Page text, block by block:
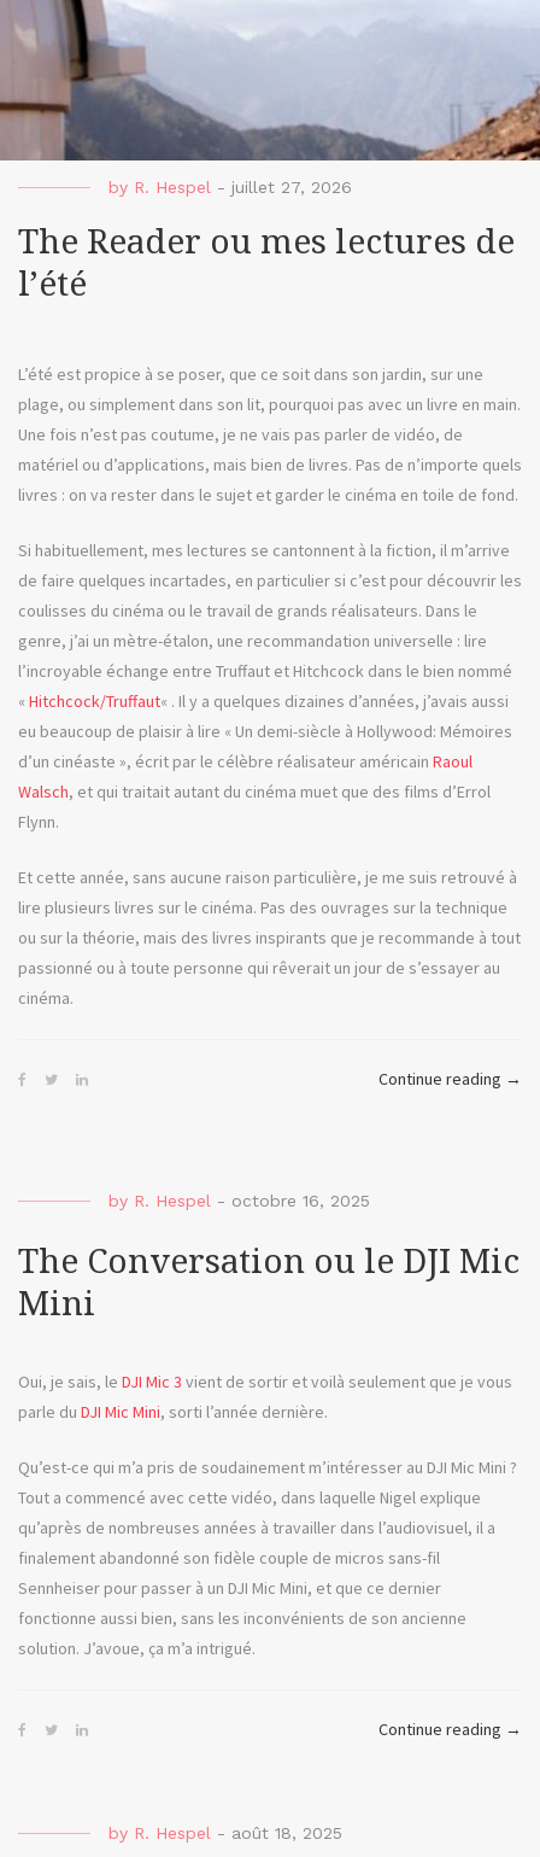
by R. Hespel - juillet 27, 2026
The Reader ou mes lectures de
l’été
L’été est propice à se poser, que ce soit dans son jardin, sur une
plage, ou simplement dans son lit, pourquoi pas avec un livre en main.
Une fois n’est pas coutume, je ne vais pas parler de vidéo, de
matériel ou d’applications, mais bien de livres. Pas de n’importe quels
livres : on va rester dans le sujet et garder le cinéma en toile de fond.
Si habituellement, mes lectures se cantonnent à la fiction, il m’arrive
de faire quelques incartades, en particulier si c’est pour découvrir les
coulisses du cinéma ou le travail de grands réalisateurs. Dans le
genre, j’ai un mètre-étalon, une recommandation universelle : lire
l’incroyable échange entre Truffaut et Hitchcock dans le bien nommé
« Hitchcock/Truffaut« . Il y a quelques dizaines d’années, j’avais aussi
eu beaucoup de plaisir à lire « Un demi-siècle à Hollywood: Mémoires
d’un cinéaste », écrit par le célèbre réalisateur américain Raoul
Walsch, et qui traitait autant du cinéma muet que des films d’Errol
Flynn.
Et cette année, sans aucune raison particulière, je me suis retrouvé à
lire plusieurs livres sur le cinéma. Pas des ouvrages sur la technique
ou sur la théorie, mais des livres inspirants que je recommande à tout
passionné ou à toute personne qui rêverait un jour de s’essayer au
cinéma.
Continue reading « The
l’été
→
by R. Hespel - octobre 16, 2025
The Conversation ou le DJI Mic
Mini
Oui, je sais, le DJI Mic 3 vient de sortir et voilà seulement que je vous
parle du DJI Mic Mini, sorti l’année dernière.
Qu’est-ce qui m’a pris de soudainement m’intéresser au DJI Mic Mini ?
Tout a commencé avec cette vidéo, dans laquelle Nigel explique
qu’après de nombreuses années à travailler dans l’audiovisuel, il a
finalement abandonné son fidèle couple de micros sans-fil
Sennheiser pour passer à un DJI Mic Mini, et que ce dernier
fonctionne aussi bien, sans les inconvénients de son ancienne
solution. J’avoue, ça m’a intrigué.
Continue reading « The
→
by R. Hespel - août 18, 2025